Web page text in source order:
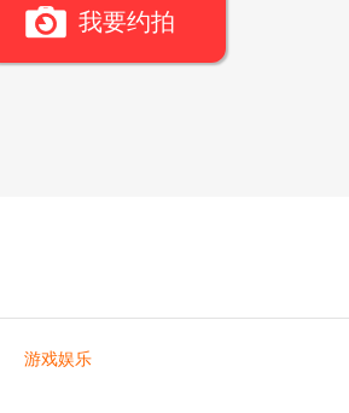
我要约拍
游戏娱乐